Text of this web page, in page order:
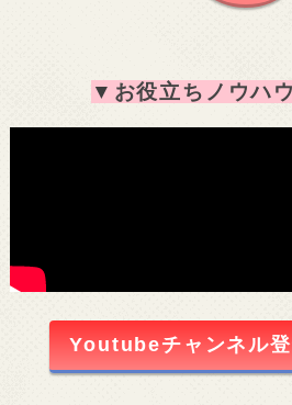
▼ お役立ちノウハ
Youtubeチャンネル登